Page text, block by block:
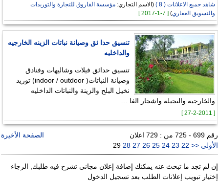
شاهد جميع الاعلانات ( 8 ) (الاسم التجاري:مؤسسة الفاروق للتجارة والتوريدات
والتسويق العقاري)
[ 7-1-2017 ]
تنسيق حدا ئق وصيانة نباتات الزينه الخارجيه
والداخليه
تنسيق حدائق فيلات وشاليهات وفنادق
وصيانة النباتات( indoor / outdoor) توريد
نخيل البلح والزينة والنباتات الداخليه
والخارجيه والنجيلة واشجار الفا …
[ 27-2-2011 ]
رقم 699 - 725 من : 729 اعلان
الصفحة الأخيرة
الأولى<<
22
24
25
26
28
29
إن لم تجد ما تبحث عنه يمكنك إضافة إعلان مجاني تشرح فيه طلبك, الرجاء
إختيار تبويب إعلانات الطلب بعد تسجيل الدخول